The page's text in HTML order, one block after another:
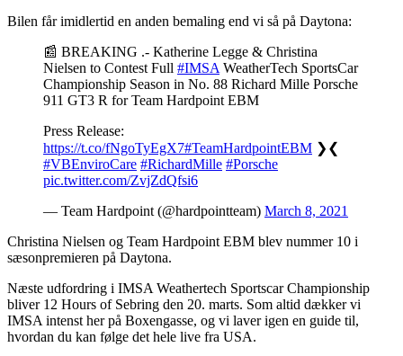
Bilen får imidlertid en anden bemaling end vi så på Daytona:
📰 BREAKING .- Katherine Legge & Christina
Nielsen to Contest Full #IMSAWeatherTech SportsCar
Championship Season in No. 88 Richard Mille Porsche
911 GT3 R for Team Hardpoint EBM
Press Release:
https://t.co/fNgoTyEgX7#TeamHardpointEBM ❯❮
#VBEnviroCare #RichardMille #Porsche
pic.twitter.com/ZvjZdQfsi6
— Team Hardpoint (@hardpointteam) March 8, 2021
Christina Nielsen og Team Hardpoint EBM blev nummer 10 i
sæsonpremieren på Daytona.
Næste udfordring i IMSA Weathertech Sportscar Championship
bliver 12 Hours of Sebring den 20. marts. Som altid dækker vi
IMSA intenst her på Boxengasse, og vi laver igen en guide til,
hvordan du kan følge det hele live fra USA.